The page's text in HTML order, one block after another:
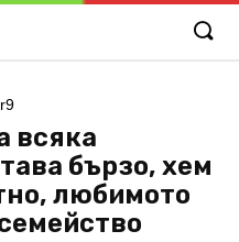
всяка
бързо, хем
любимото